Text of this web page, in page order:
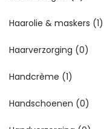
Haarolie & maskers (1)
Haarverzorging (0)
Handcrème (1)
Handschoenen (0)